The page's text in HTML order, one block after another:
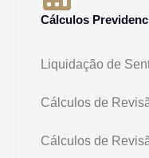
Cálculos
Liquidação de
Cálculos de
Cálculos de